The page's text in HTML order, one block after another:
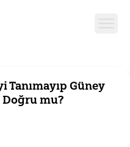
Güney
Doğru mu?